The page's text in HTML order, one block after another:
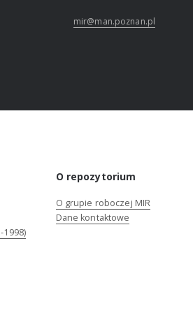
mir@man.poznan.pl
1998)
O repozytorium
O grupie roboczej MIR
Dane kontaktowe